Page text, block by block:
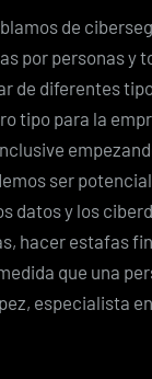
de
por personas y
de diferentes
tipo para la
ser
datos y los
hacer estafas
que una
especialista